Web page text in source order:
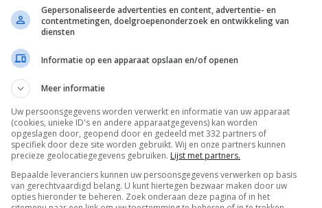
Pip en hun vriendjes. Het spel is geschikt
vanaf vier jaar. De dochter van mijn
hoorde ik later.
de opbergkist. Die is zo leuk! Kost vijftig
De kist is ideaal op een
in. Opgeruimd staat netjes.
Gepersonaliseerde advertenties en content, advertentie- en
contentmetingen, doelgroepenonderzoek en ontwikkeling van
diensten
Informatie op een apparaat opslaan en/of openen
Meer informatie
Uw persoonsgegevens worden verwerkt en informatie van uw apparaat
(cookies, unieke ID's en andere apparaatgegevens) kan worden
opgeslagen door, geopend door en gedeeld met 332 partners of
specifiek door deze site worden gebruikt. Wij en onze partners kunnen
precieze geolocatiegegevens gebruiken. Lijst met partners.
Bepaalde leveranciers kunnen uw persoonsgegevens verwerken op basis
van gerechtvaardigd belang. U kunt hiertegen bezwaar maken door uw
opties hieronder te beheren. Zoek onderaan deze pagina of in het